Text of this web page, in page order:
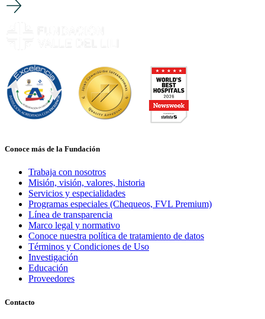
Conoce más de la Fundación
Trabaja con nosotros
Misión, visión, valores, historia
Servicios y especialidades
Programas especiales (Chequeos, FVL Premium)
Línea de transparencia
Marco legal y normativo
Conoce nuestra política de tratamiento de datos
Términos y Condiciones de Uso
Investigación
Educación
Proveedores
Contacto